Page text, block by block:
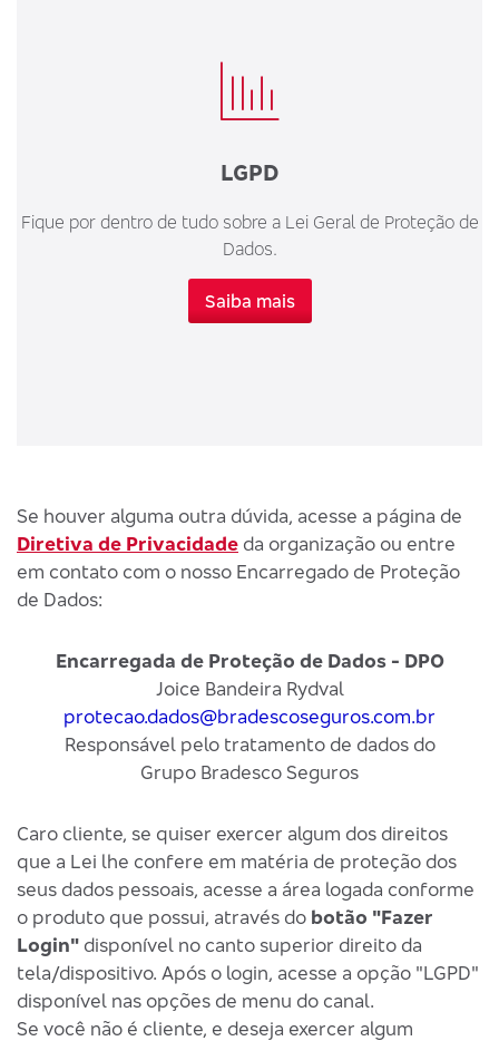
LGPD
Fique por dentro de tudo sobre a Lei Geral de Proteção de
Dados.
Saiba mais
Se houver alguma outra dúvida, acesse a página de
Diretiva de Privacidade da organização ou entre
em contato com o nosso Encarregado de Proteção
de Dados:
Encarregada de Proteção de Dados - DPO
Joice Bandeira Rydval
protecao.dados@bradescoseguros.com.br
Responsável pelo tratamento de dados do
Grupo Bradesco Seguros
Caro cliente, se quiser exercer algum dos direitos
que a Lei lhe confere em matéria de proteção dos
seus dados pessoais, acesse a área logada conforme
o produto que possui, através do botão "Fazer
Login" disponível no canto superior direito da
tela/dispositivo. Após o login, acesse a opção "LGPD"
disponível nas opções de menu do canal.
Se você não é cliente, e deseja exercer algum